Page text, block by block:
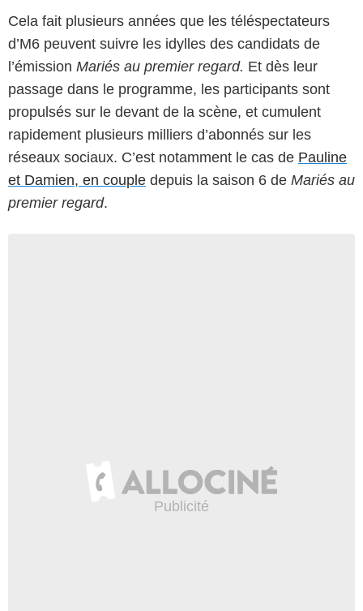
Cela fait plusieurs années que les téléspectateurs
d’M6 peuvent suivre les idylles des candidats de
l’émission Mariés au premier regard. Et dès leur
passage dans le programme, les participants sont
propulsés sur le devant de la scène, et cumulent
rapidement plusieurs milliers d’abonnés sur les
réseaux sociaux. C’est notamment le cas de Pauline
et Damien, en couple depuis la saison 6 de Mariés au
premier regard.